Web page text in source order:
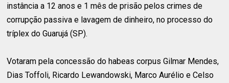
instância a 12 anos e 1 mês de prisão pelos crimes de
corrupção passiva e lavagem de dinheiro, no processo do
tríplex do Guarujá (SP).
Votaram pela concessão do habeas corpus Gilmar Mendes,
Dias Toffoli, Ricardo Lewandowski, Marco Aurélio e Celso